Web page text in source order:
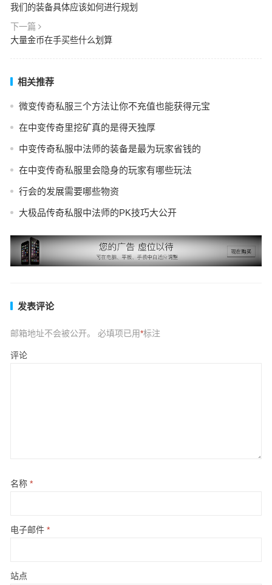
我们的装备具体应该如何进行规划
下一篇
大量金币在手买些什么划算
相关推荐
微变传奇私服三个方法让你不充值也能获得元宝
在中变传奇里挖矿真的是得天独厚
中变传奇私服中法师的装备是最为玩家省钱的
在中变传奇私服里会隐身的玩家有哪些玩法
行会的发展需要哪些物资
大极品传奇私服中法师的PK技巧大公开
发表评论
邮箱地址不会被公开。 必填项已用*标注
评论
名称 *
电子邮件 *
站点